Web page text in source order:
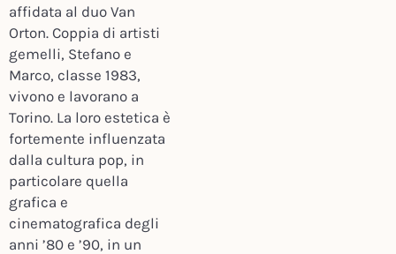
affidata al duo Van
Orton. Coppia di artisti
gemelli, Stefano e
Marco, classe 1983,
vivono e lavorano a
Torino. La loro estetica è
fortemente influenzata
dalla cultura pop, in
particolare quella
grafica e
cinematografica degli
anni ’80 e ’90, in un